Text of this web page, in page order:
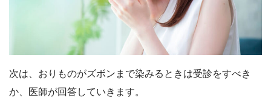
次は、おりものがズボンまで染みるときは受診をすべき
か、医師が回答していきます。